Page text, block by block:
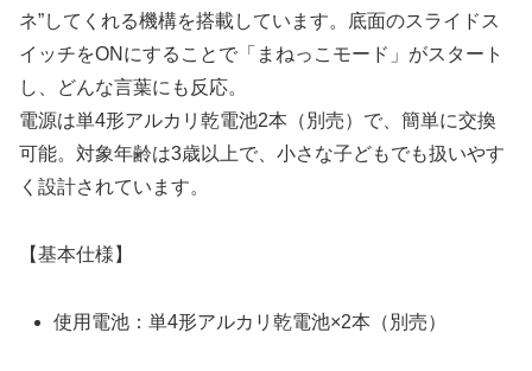
ネ”してくれる機構を搭載しています。底面のスライドス
イッチをONにすることで「まねっこモード」がスタート
し、どんな言葉にも反応。
電源は単4形アルカリ乾電池2本（別売）で、簡単に交換
可能。対象年齢は3歳以上で、小さな子どもでも扱いやす
く設計されています。
【基本仕様】
使用電池：単4形アルカリ乾電池×2本（別売）